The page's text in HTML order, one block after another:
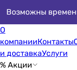
Возможны
О
компанииКонтакты
и доставкаУслуги
% Акции